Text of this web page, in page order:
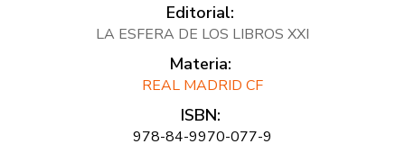
Editorial:
LA ESFERA DE LOS LIBROS XXI
Materia:
REAL MADRID CF
ISBN:
978-84-9970-077-9